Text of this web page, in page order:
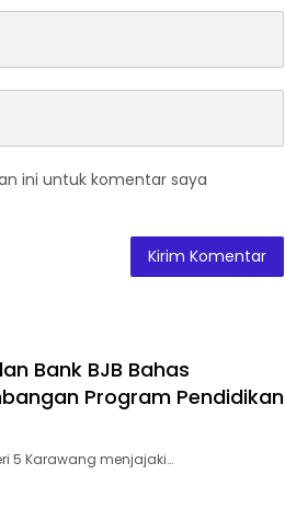
ini untuk komentar saya
Bank BJB Bahas
Program Pendidikan
5 Karawang menjajaki…